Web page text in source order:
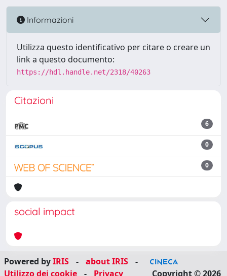
Informazioni
Utilizza questo identificativo per citare o creare un
link a questo documento:
https://hdl.handle.net/2318/40263
Citazioni
6
0
0
social impact
Powered byIRIS - about IRIS
-
Utilizzo dei cookie
- Privacy Copyright © 2026